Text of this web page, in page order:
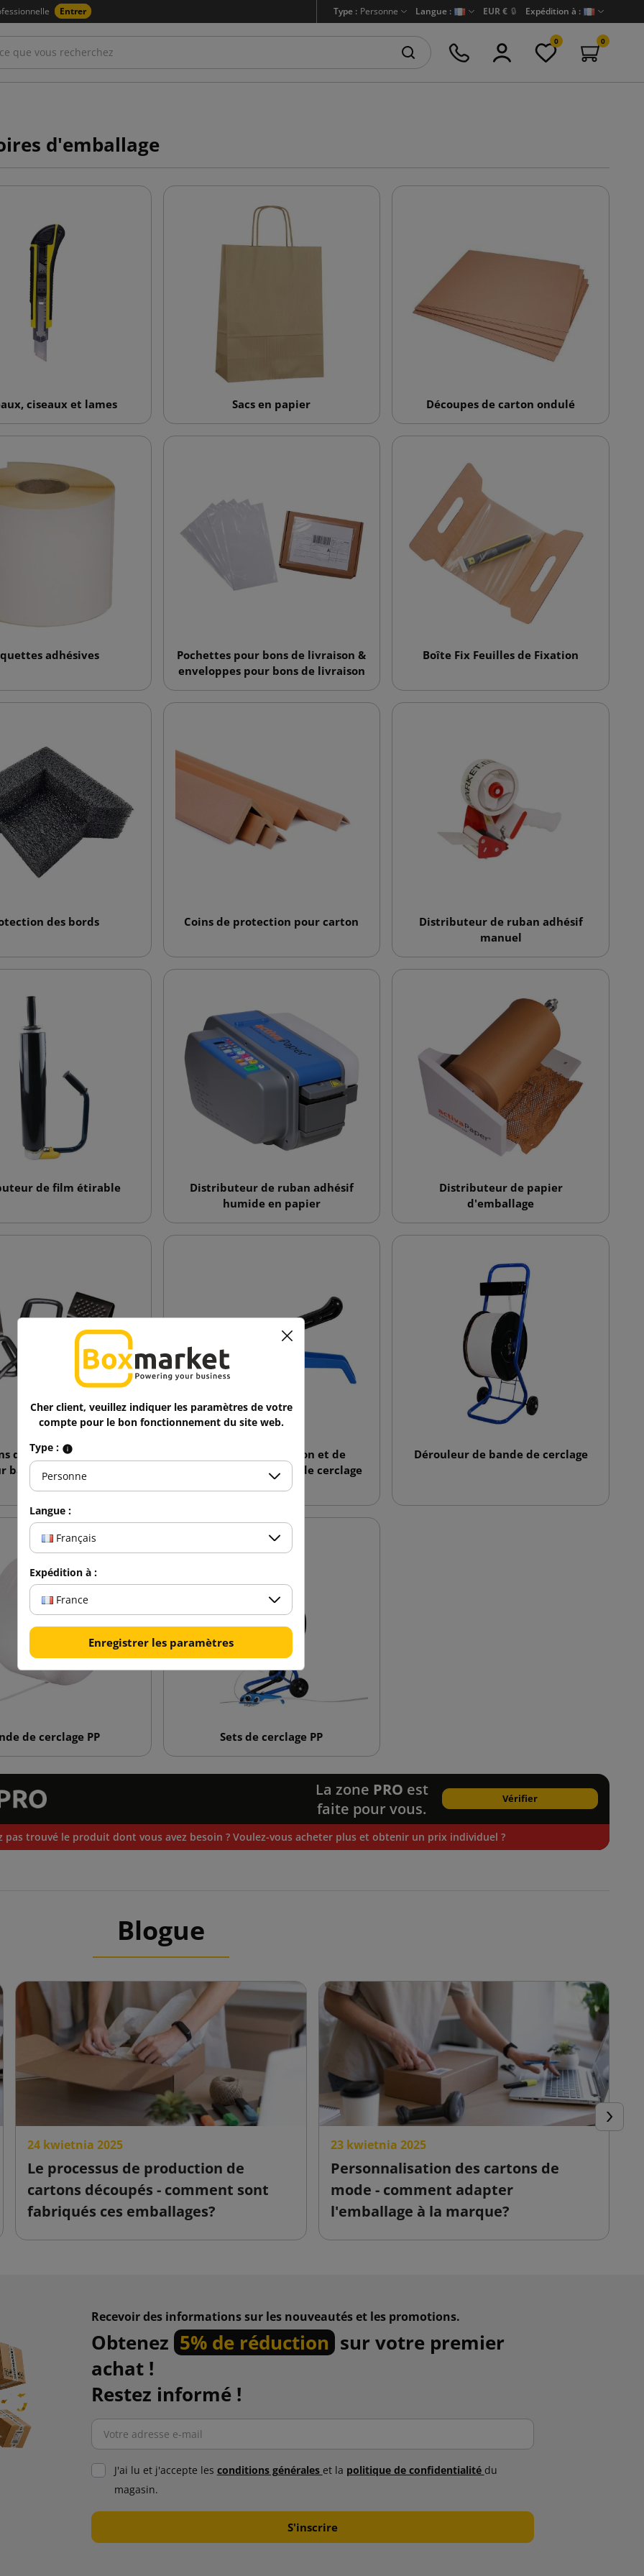
Entrer Type : Personne Langue : EUR € 🔒 Expédition à :
0 0
d'emballage
ciseaux et lames Sacs en papier Découpes de carton ondulé
adhésives
Pochettes pour bons de livraison &
enveloppes pour bons de livraison
Boîte Fix Feuilles de Fixation
des bords Coins de protection pour carton
Distributeur de ruban adhésif
manuel
de film étirable
Distributeur de ruban adhésif
humide en papier
Distributeur de papier
d'emballage
de serrage en fil et en
bandes de cerclage PP
Dispositifs de tension et de
cerclage pour bandes de cerclage
Dérouleur de bande de cerclage
de cerclage PP Sets de cerclage PP
La zone PRO est
faite pour vous.
Vérifier
pas trouvé le produit dont vous avez besoin ? Voulez-vous acheter plus et obtenir un prix individuel ?
Blogue
Suivant
24 kwietnia 2025
Le processus de production de
cartons découpés - comment sont
fabriqués ces emballages?
23 kwietnia 2025
Personnalisation des cartons de
mode - comment adapter
l'emballage à la marque?
Recevoir des informations sur les nouveautés et les promotions.
Obtenez 5% de réduction sur votre premier
achat !
Restez informé !
J'ai lu et j'accepte les conditions générales et la politique de confidentialité du
magasin.
Cher client, veuillez indiquer les paramètres de votre
compte pour le bon fonctionnement du site web.
Type :
Personne
Langue :
Français
Expédition à :
France
Enregistrer les paramètres